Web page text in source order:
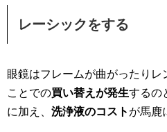
レーシックをする
眼鏡はフレームが曲がったりレ
ことでの買い替えが発生するの
に加え、 洗浄液のコスト が馬鹿